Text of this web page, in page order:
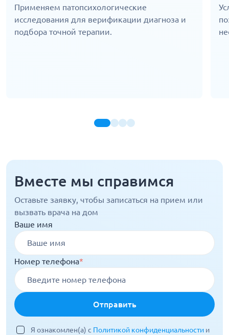
Применяем патопсихологические
исследования для верификации диагноза и
подбора точной терапии.
Вместе мы справимся
Оставьте заявку, чтобы записаться на прием или
вызвать врача на дом
Ваше имя
Номер телефона*
Отправить
Я ознакомлен(а) с Политикой конфиденциальности и